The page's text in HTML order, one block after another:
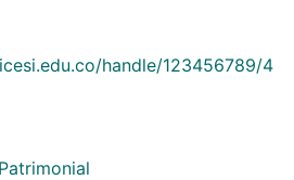
handle/123456789/4